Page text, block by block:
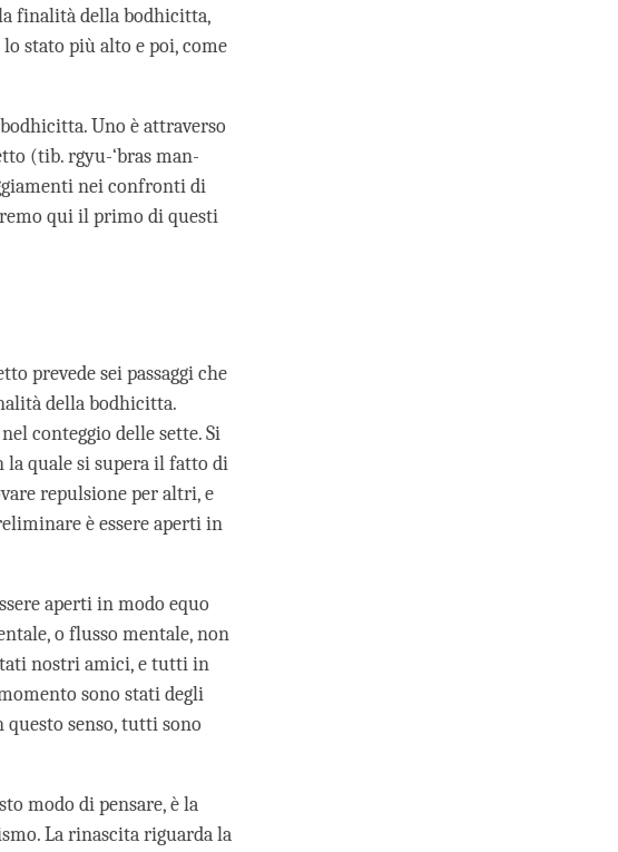
finalità della bodhicitta,
stato più alto e poi, come
Uno è attraverso
(tib. rgyu-‘bras man-
nei confronti di
qui il primo di questi
prevede sei passaggi che
della bodhicitta.
conteggio delle sette. Si
quale si supera il fatto di
repulsione per altri, e
è essere aperti in
aperti in modo equo
o flusso mentale, non
nostri amici, e tutti in
sono stati degli
questo senso, tutti sono
modo di pensare, è la
La rinascita riguarda la